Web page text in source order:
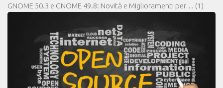
GNOME 50.3 e GNOME 49.8: Novità e Miglioramenti per… (1)